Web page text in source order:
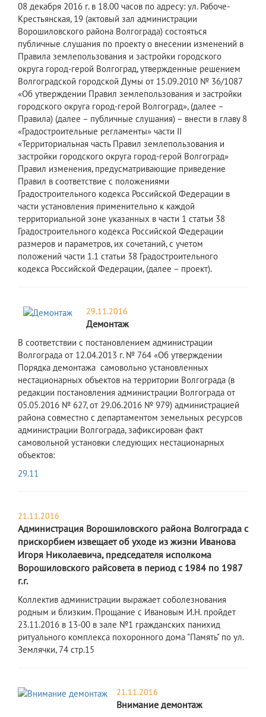
08 декабря 2016 г. в 18.00 часов по адресу: ул. Рабоче-
Крестьянская, 19 (актовый зал администрации
Ворошиловского района Волгограда) состояться
публичные слушания по проекту о внесении изменений в
Правила землепользования и застройки городского
округа город-герой Волгоград, утвержденные решением
Волгоградской городской Думы от 15.09.2010 № 36/1087
«Об утверждении Правил землепользования и застройки
городского округа город-герой Волгоград», (далее –
Правила) (далее – публичные слушания) – внести в главу 8
«Градостроительные регламенты» части II
«Территориальная часть Правил землепользования и
застройки городского округа город-герой Волгоград»
Правил изменения, предусматривающие приведение
Правил в соответствие с положениями
Градостроительного кодекса Российской Федерации в
части установления применительно к каждой
территориальной зоне указанных в части 1 статьи 38
Градостроительного кодекса Российской Федерации
размеров и параметров, их сочетаний, с учетом
положений части 1.1 статьи 38 Градостроительного
кодекса Российской Федерации, (далее – проект).
29.11.2016
Демонтаж
В соответствии с постановлением администрации
Волгограда от 12.04.2013 г. № 764 «Об утверждении
Порядка демонтажа самовольно установленных
нестационарных объектов на территории Волгограда (в
редакции постановления администрации Волгограда от
05.05.2016 № 627, от 29.06.2016 № 979) администрацией
района совместно с департаментом земельных ресурсов
администрации Волгограда, зафиксирован факт
самовольной установки следующих нестационарных
объектов:
29.11
21.11.2016
Администрация Ворошиловского района Волгограда с
прискорбием извещает об уходе из жизни Иванова
Игоря Николаевича, председателя исполкома
Ворошиловского райсовета в период с 1984 по 1987
г.г.
Коллектив администрации выражает соболезнования
родным и близким. Прощание с Ивановым И.Н. пройдет
23.11.2016 в 13-00 в зале №1 гражданских панихид
ритуального комплекса похоронного дома "Память" по ул.
Землячки, 74 стр.15
21.11.2016
Внимание демонтаж